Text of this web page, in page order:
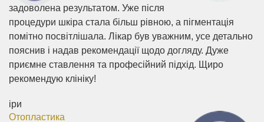
задоволена результатом. Уже після
процедури шкіра стала більш рівною, а пігментація
помітно посвітлішала. Лікар був уважним, усе детально
пояснив і надав рекомендації щодо догляду. Дуже
приємне ставлення та професійний підхід. Щиро
рекомендую клініку!
іри
Отопластика